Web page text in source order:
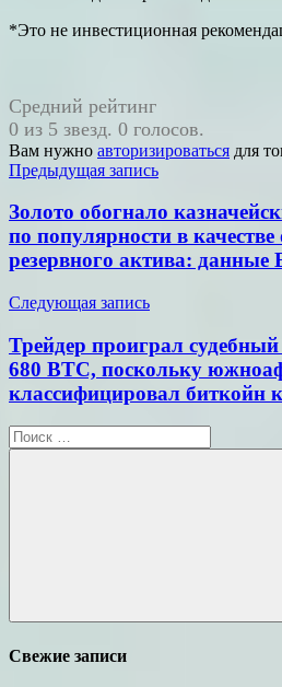
*Это не инвестиционная
Средний рейтинг
0 из 5 звезд. 0 голосов.
Вам нужно авторизироваться для
Навигация
по
записям
Предыдущая запись
Золото обогнало
по популярности в качестве
резервного актива:
Следующая запись
Трейдер проиграл
680 BTC, поскольку
классифицировал биткойн
Поиск
для:
Поиск
Свежие записи